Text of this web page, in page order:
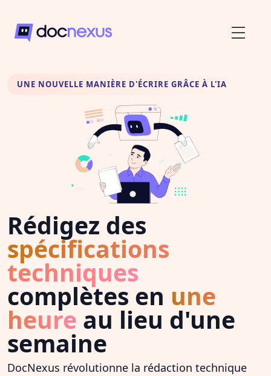
UNE NOUVELLE MANIÈRE D'ÉCRIRE GRÂCE À L'IA
Rédigez des
spécifications
techniques
complètes en une
heure au lieu d'une
semaine
DocNexus révolutionne la rédaction technique